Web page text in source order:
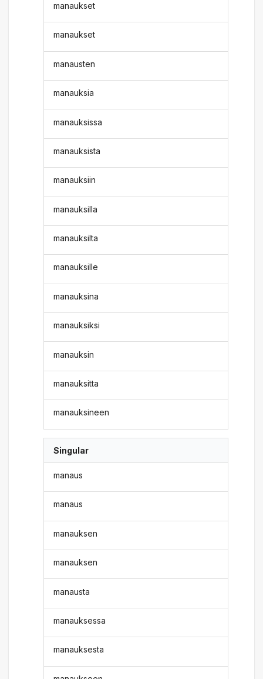
manaukset
manaukset
manausten
manauksia
manauksissa
manauksista
manauksiin
manauksilla
manauksilta
manauksille
manauksina
manauksiksi
manauksin
manauksitta
manauksineen
Singular
manaus
manaus
manauksen
manauksen
manausta
manauksessa
manauksesta